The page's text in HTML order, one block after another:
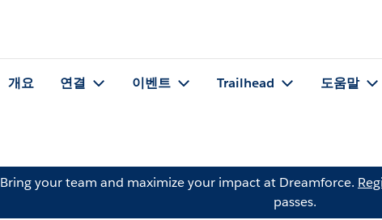
개요 연결 이벤트 Trailhead 도움말
Bring your team and maximize your impact at Dreamforce.
passes.